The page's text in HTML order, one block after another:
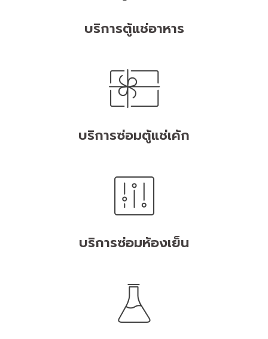
บริการตู้แช่อาหาร
บริการซ่อมตู้แช่เค้ก
บริการซ่อมห้องเย็น